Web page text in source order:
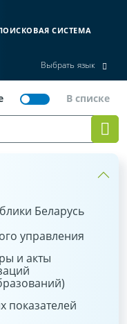
СИСТЕМА
Выбрать язык
Беларусь
управления
и акты
показателей